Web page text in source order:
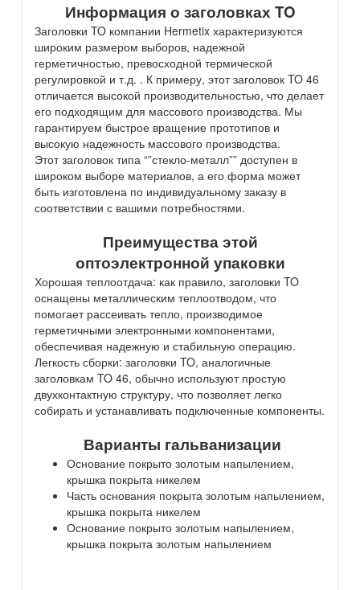
Информация о заголовках TO
Заголовки TO компании Hermetix характеризуются
широким размером выборов, надежной
герметичностью, превосходной термической
регулировкой и т.д. . К примеру, этот заголовок TO 46
отличается высокой производительностью, что делает
его подходящим для массового производства. Мы
гарантируем быстрое вращение прототипов и
высокую надежность массового производства.
Этот заголовок типа “”стекло-металл”” доступен в
широком выборе материалов, а его форма может
быть изготовлена по индивидуальному заказу в
соответствии с вашими потребностями.
Преимущества этой
оптоэлектронной упаковки
Хорошая теплоотдача: как правило, заголовки TO
оснащены металлическим теплоотводом, что
помогает рассеивать тепло, производимое
герметичными электронными компонентами,
обеспечивая надежную и стабильную операцию.
Легкость сборки: заголовки TO, аналогичные
заголовкам TO 46, обычно используют простую
двухконтактную структуру, что позволяет легко
собирать и устанавливать подключенные компоненты.
Варианты гальванизации
Основание покрыто золотым напылением,
крышка покрыта никелем
Часть основания покрыта золотым напылением,
крышка покрыта никелем
Основание покрыто золотым напылением,
крышка покрыта золотым напылением